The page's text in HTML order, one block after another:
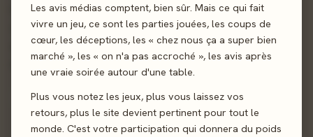
Les avis médias comptent, bien sûr. Mais ce qui fait
vivre un jeu, ce sont les parties jouées, les coups de
cœur, les déceptions, les « chez nous ça a super bien
marché », les « on n'a pas accroché », les avis après
une vraie soirée autour d'une table.
Plus vous notez les jeux, plus vous laissez vos
retours, plus le site devient pertinent pour tout le
monde. C'est votre participation qui donnera du poids
la source du mal qui afflige la terre. À travers neuf
scénarios, jouables au cours d'une campagne séquentielle,
affrontez de nombreux ennemis et un méchant rusé qui
manie la sorcellerie noire.
Coop’ Gestion de Main Jeu de rôles